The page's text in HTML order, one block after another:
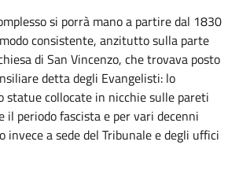
si porrà mano a partire dal 1830
consistente, anzitutto sulla parte
di San Vincenzo, che trovava posto
detta degli Evangelisti: lo
collocate in nicchie sulle pareti
il periodo fascista e per vari decenni
invece a sede del Tribunale e degli uffici